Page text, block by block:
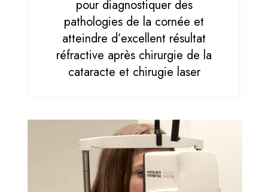
pour diagnostiquer des
pathologies de la cornée et
atteindre d’excellent résultat
réfractive après chirurgie de la
cataracte et chirugie laser